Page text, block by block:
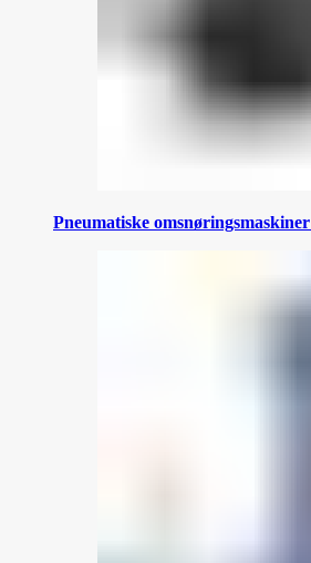
Pneumatiske omsnøringsmaskiner